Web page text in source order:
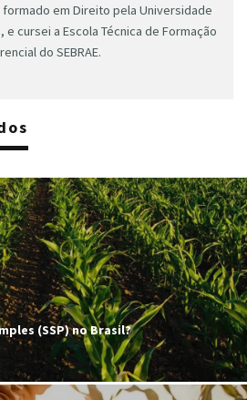
formado em Direito pela Universidade
e cursei a Escola Técnica de Formação
do SEBRAE.
(SSP) no Brasil?